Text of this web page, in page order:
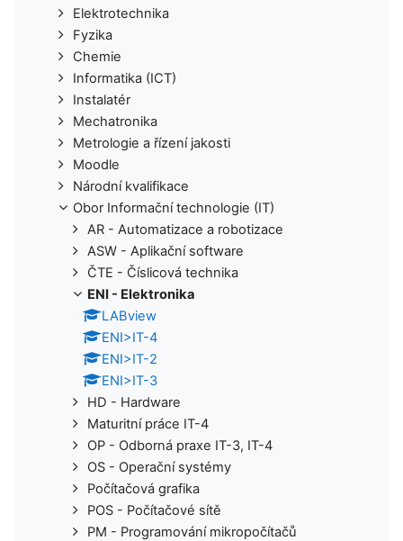
Elektrotechnika
Fyzika
Chemie
Informatika (ICT)
Instalatér
Mechatronika
Metrologie a řízení jakosti
Moodle
Národní kvalifikace
Obor Informační technologie (IT)
AR - Automatizace a robotizace
ASW - Aplikační software
ČTE - Číslicová technika
ENI - Elektronika
LABview
ENI>IT-4
ENI>IT-2
ENI>IT-3
HD - Hardware
Maturitní práce IT-4
OP - Odborná praxe IT-3, IT-4
OS - Operační systémy
Počítačová grafika
POS - Počítačové sítě
PM - Programování mikropočítačů